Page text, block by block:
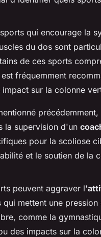
qui encourage la
du dos sont
de ces sports
fréquemment
sur la colonne
la supervision d'un
pour la scoliose
et le soutien de la
peuvent aggraver l'
mettent une
comme la
des impacts sur la